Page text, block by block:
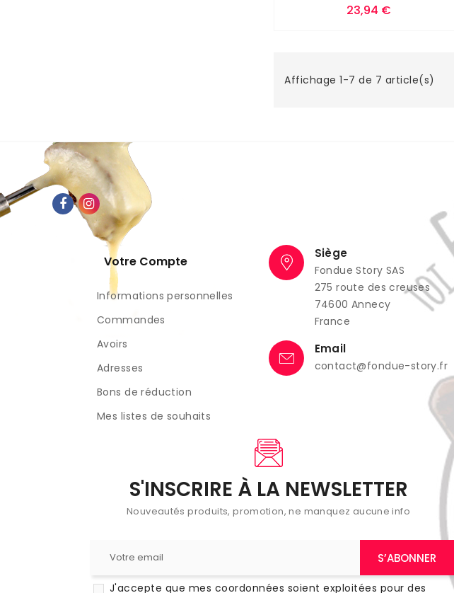
Prix
23,94 €
Ajouter Au
Affichage 1-7 de 7 article(s)
Votre Compte
Informations personnelles
Commandes
Avoirs
Adresses
Bons de réduction
Mes listes de souhaits
Siège
Fondue Story SAS
​275 route des creuses
74600 Annecy
France
Email
contact@fondue-story.fr
S'INSCRIRE À LA NEWSLETTER
Nouveautés produits, promotion, ne manquez aucune info
J'accepte que mes coordonnées soient exploitées pour des